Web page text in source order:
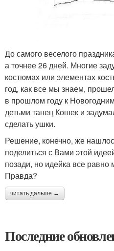
До самого веселого
а точнее 26 дней. Многие
костюмах или элементах
год, как все мы знаем,
в прошлом году к
детьми танец Кошек и
сделать ушки.
Решение, конечно, же
поделиться с Вами этой
позади, но идейка все равно
Правда?
читать дальше →
Последние